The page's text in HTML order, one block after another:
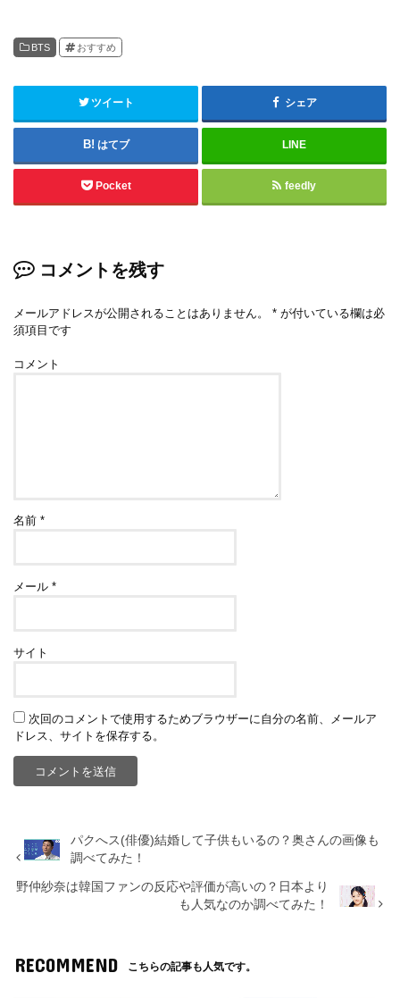
BTS おすすめ
ツイート シェア
はてブ LINE
Pocket feedly
コメントを残す
メールアドレスが公開されることはありません。 * が付いている欄は必
須項目です
コメント
名前*
メール*
サイト
次回のコメントで使用するためブラウザーに自分の名前、メールア
ドレス、サイトを保存する。
パクへス(俳優)結婚して子供もいるの？奥さんの画像も
調べてみた！
野仲紗奈は韓国ファンの反応や評価が高いの？日本より
も人気なのか調べてみた！
RECOMMEND こちらの記事も人気です。